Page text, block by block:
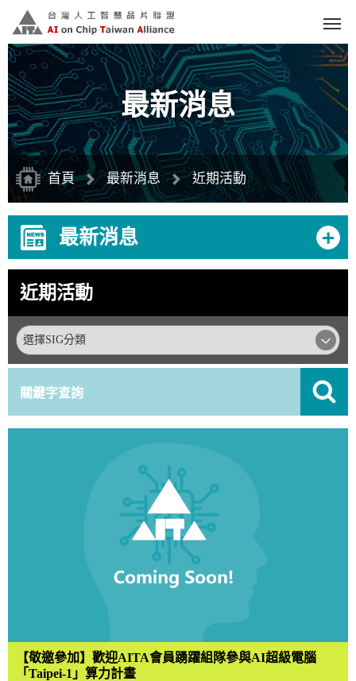
最新消息
首頁 最新消息 近期活動
最新消息 +
近期活動
【敬邀參加】歡迎AITA會員踴躍組隊參與AI超級電腦
「Taipei-1」算力計畫